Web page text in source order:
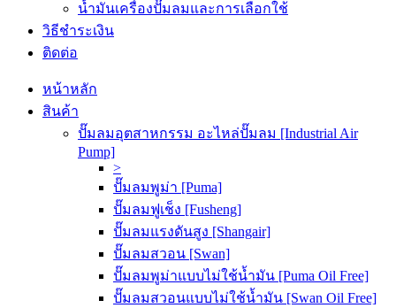
น้ำมันเครื่องปั๊มลมและการเลือกใช้
วิธีชำระเงิน
ติดต่อ
หน้าหลัก
สินค้า
ปั๊มลมอุตสาหกรรม อะไหล่ปั๊มลม [Industrial Air
Pump]
>
ปั๊มลมพูม่า [Puma]
ปั๊มลมฟูเช็ง [Fusheng]
ปั๊มลมแรงดันสูง [Shangair]
ปั๊มลมสวอน [Swan]
ปั๊มลมพูม่าแบบไม่ใช้น้ำมัน [Puma Oil Free]
ปั๊มลมสวอนแบบไม่ใช้น้ำมัน [Swan Oil Free]